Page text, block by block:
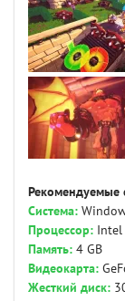
Рекомендуемые
Система:
Процессор: Intel
Память: 4 GB
Видеокарта:
Жесткий диск: